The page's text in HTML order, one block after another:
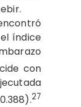
índice
con
27